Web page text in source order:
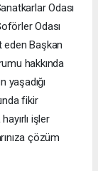
Odası
Odası
eden Başkan
hakkında
yaşadığı
fikir
işler
çözüm